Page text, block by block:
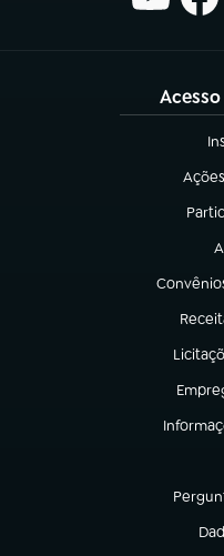
(abre
(abre em
(abre
(abre
(abre
(abre
(abre